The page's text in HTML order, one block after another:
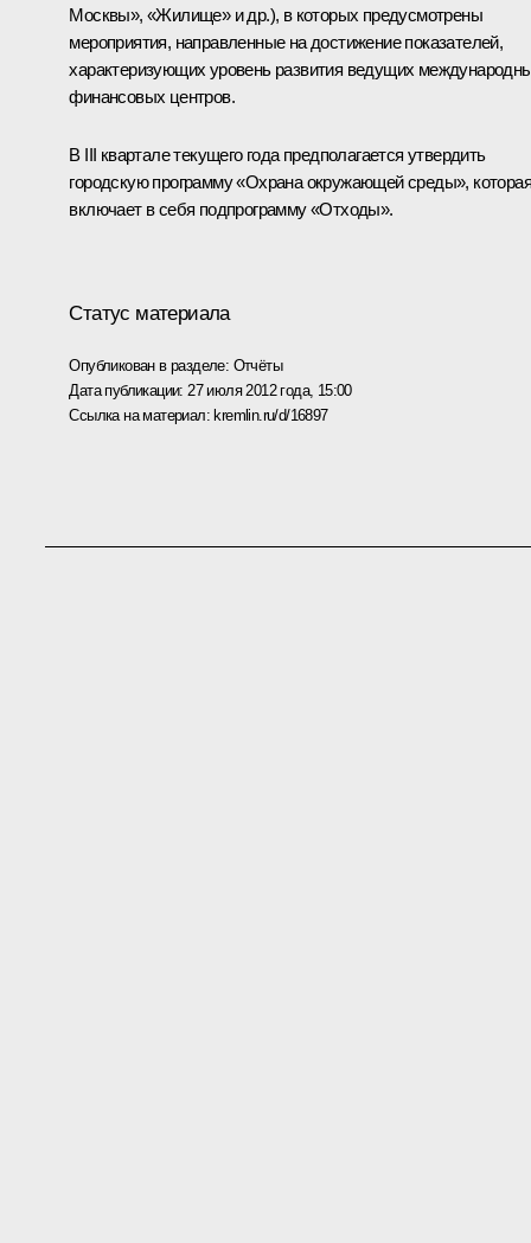
Москвы», «Жилище» и др.), в которых предусмотрены
мероприятия, направленные на достижение показателей,
характеризующих уровень развития ведущих
финансовых центров.
В III квартале текущего года предполагается утвердить
городскую программу «Охрана окружающей среды», которая
включает в себя подпрограмму «Отходы».
Статус материала
Опубликован в разделе: Отчёты
Дата публикации: 27 июля 2012 года, 15:00
Ссылка на материал:kremlin.ru/d/16897